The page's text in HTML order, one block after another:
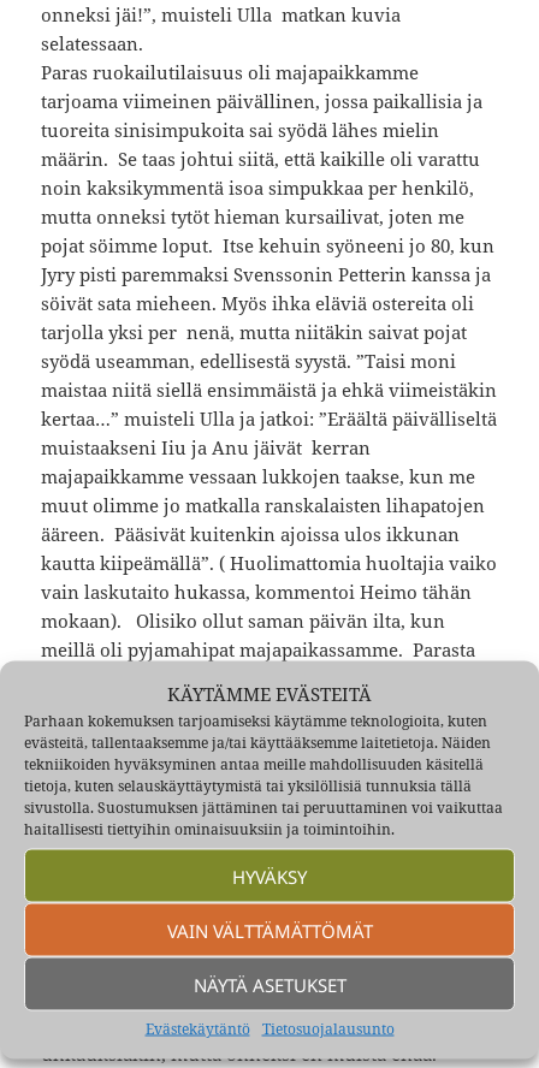
KÄYTÄMME EVÄSTEITÄ
Parhaan kokemuksen tarjoamiseksi käytämme teknologioita, kuten
evästeitä, tallentaaksemme ja/tai käyttääksemme laitetietoja. Näiden
tekniikoiden hyväksyminen antaa meille mahdollisuuden käsitellä
tietoja, kuten selauskäyttäytymistä tai yksilöllisiä tunnuksia tällä
sivustolla. Suostumuksen jättäminen tai peruuttaminen voi vaikuttaa
haitallisesti tiettyihin ominaisuuksiin ja toimintoihin.
HYVÄKSY
VAIN VÄLTTÄMÄTTÖMÄT
NÄYTÄ ASETUKSET
Evästekäytäntö Tietosuojalausunto
onneksi jäi!”, muisteli Ulla matkan kuvia
selatessaan.
Paras ruokailutilaisuus oli majapaikkamme
tarjoama viimeinen päivällinen, jossa paikallisia ja
tuoreita sinisimpukoita sai syödä lähes mielin
määrin. Se taas johtui siitä, että kaikille oli varattu
noin kaksikymmentä isoa simpukkaa per henkilö,
mutta onneksi tytöt hieman kursailivat, joten me
pojat söimme loput. Itse kehuin syöneeni jo 80, kun
Jyry pisti paremmaksi Svenssonin Petterin kanssa ja
söivät sata mieheen. Myös ihka eläviä ostereita oli
tarjolla yksi per nenä, mutta niitäkin saivat pojat
syödä useamman, edellisestä syystä. ”Taisi moni
maistaa niitä siellä ensimmäistä ja ehkä viimeistäkin
kertaa…” muisteli Ulla ja jatkoi: ”Eräältä päivälliseltä
muistaakseni Iiu ja Anu jäivät kerran
majapaikkamme vessaan lukkojen taakse, kun me
muut olimme jo matkalla ranskalaisten lihapatojen
ääreen. Pääsivät kuitenkin ajoissa ulos ikkunan
kautta kiipeämällä”. ( Huolimattomia huoltajia vaiko
vain laskutaito hukassa, kommentoi Heimo tähän
mokaan). Olisiko ollut saman päivän ilta, kun
meillä oli pyjamahipat majapaikassamme. Parasta
Jotkut jopa tyttöjen kanssa vähän painostettuina.
Heimo-”setä” tanssi ihan vapaaehtoisesti Pariisiin
asumaan eksyneen, Tuovin serkkutytön, Leila
Rantasen kanssa. Jotain tanhua ainakin
harjoittelimme ja Sirpa-”täti” valmisteli tietysti
samaan aikaan iltapalaa kaikille, -kuinkas muuten.
Saattoi olla myös samainen ilta, kun
nukkumaanmenosta ei tahtonut tulla mitään.
Mekkala jatkui lukuisista sanomisista huolimatta
aamuyölle ja vasta ”vanhan” alikersantin
hirvittävällä komentoäänellä karjaistu
”HILJAISUUS” tehosi. Saatoin ladella ehkä joitain
uhkauksiakin, mutta onneksi en muista enää.